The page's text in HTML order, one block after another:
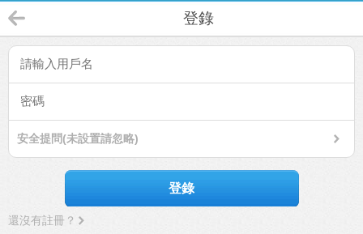
登錄
安全提問(未設置請忽略)
登錄
還沒有註冊？